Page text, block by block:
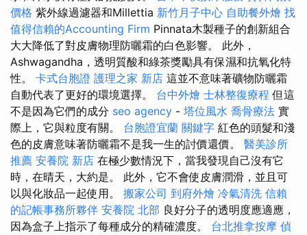
價格 紫外線過濾器和Millettia 新竹月子中心 自助餐外燴 找
值得信賴的Accounting Firm Pinnata木製種子的創新組合
大大降低了對皮膚物理防曬霜的白色影響。 此外，
Ashwagandha，透明質酸和綠茶獎勵具有保濕和抗氧化特
性。 卡式台胞證 護理之家 新店 這並不意味著礦物防曬霜
自動代表了更好的環境選擇。 台中外燴 士林整復療程 但這
不是因為它們的成分 seo agency - 塔位風水 喬骨療法 實
際上，它與粒度有關。 台胞證宜蘭 關鍵字 紅色的頭髮和淺
色的皮膚意味著防曬霜不是我一生的討價還價。 醫美診所
推薦 安養院 新店 在極少數情況下，當我發現自己沒有它
時，在晴天，大約是。 此外，它不會使皮膚潤滑，並且可
以與化妝品一起使用。 搬家公司 到府外燴 冷氣清洗 信賴
的記帳事務所夥伴 安養院 北部 良好分子的透明度應適應，
因為盒子上指示了每種成分的精確濃度。 台北推拿按摩 偵